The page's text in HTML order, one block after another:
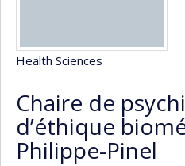
Health Sciences
Chaire de
d’éthique
Philippe-Pinel